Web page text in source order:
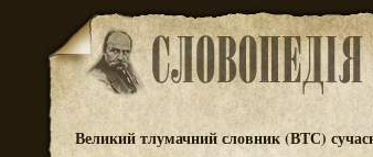
Великий тлумачний словник (ВТС)